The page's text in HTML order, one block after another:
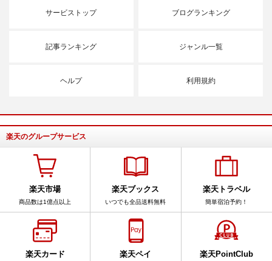
サービストップ ブログランキング
記事ランキング ジャンル一覧
ヘルプ 利用規約
楽天のグループサービス
楽天市場
商品数は1億点以上
楽天ブックス
いつでも全品送料無料
楽天トラベル
簡単宿泊予約！
楽天カード 楽天ペイ 楽天PointClub